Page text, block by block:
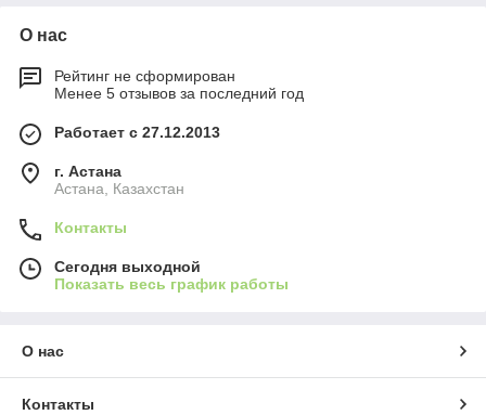
О нас
Рейтинг не сформирован
Менее 5 отзывов за последний год
Работает с 27.12.2013
г. Астана
Астана, Казахстан
Контакты
Сегодня выходной
Показать весь график работы
О нас
Контакты